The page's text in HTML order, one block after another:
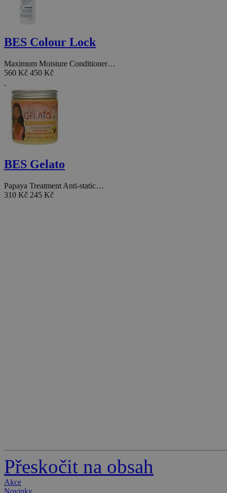
BES Colour Lock
Maximum Moisture Conditioner…
560 Kč 450 Kč
BES Gelato
Papaya Treatment Anti-static…
310 Kč 245 Kč
Přeskočit na obsah
Akce